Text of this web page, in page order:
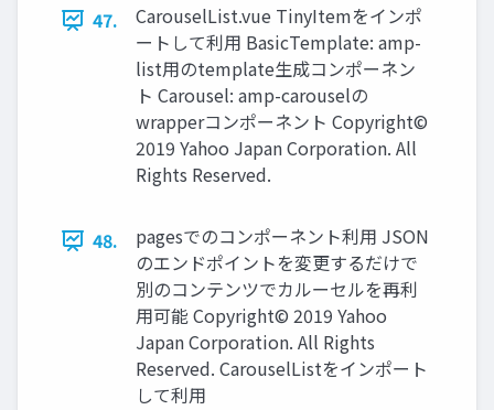
47.
CarouselList.vue TinyItemをインポ
ートして利用 BasicTemplate: amp-
list用のtemplate生成コンポーネン
ト Carousel: amp-carouselの
wrapperコンポーネント Copyright©
2019 Yahoo Japan Corporation. All
Rights Reserved.
48.
pagesでのコンポーネント利用 JSON
のエンドポイントを変更するだけで
別のコンテンツでカルーセルを再利
用可能 Copyright© 2019 Yahoo
Japan Corporation. All Rights
Reserved. CarouselListをインポート
して利用